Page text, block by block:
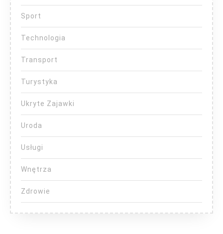
Sport
Technologia
Transport
Turystyka
Ukryte Zajawki
Uroda
Usługi
Wnętrza
Zdrowie